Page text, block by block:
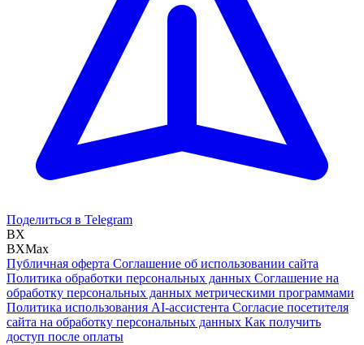
Поделиться в Telegram
BX
BXMax
Публичная оферта Соглашение об использовании сайта
Политика обработки персональных данных Соглашение на
обработку персональных данных метрическими программами
Политика использования AI-ассистента Согласие посетителя
сайта на обработку персональных данных Как получить
доступ после оплаты